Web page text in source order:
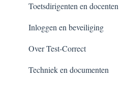
Toetsdirigenten en docenten
Inloggen en beveiliging
Over Test-Correct
Techniek en documenten